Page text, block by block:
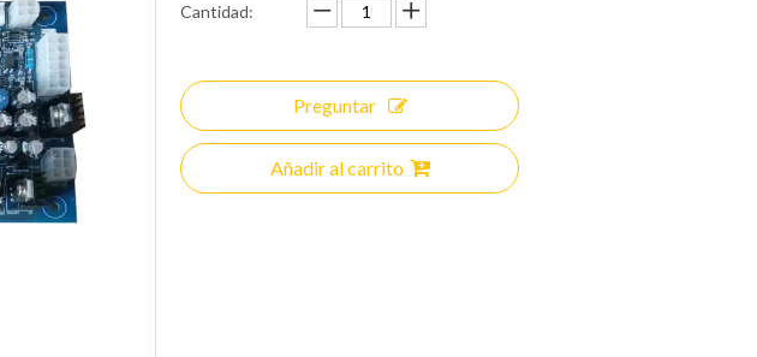
Cantidad:
Preguntar
Añadir al carrito